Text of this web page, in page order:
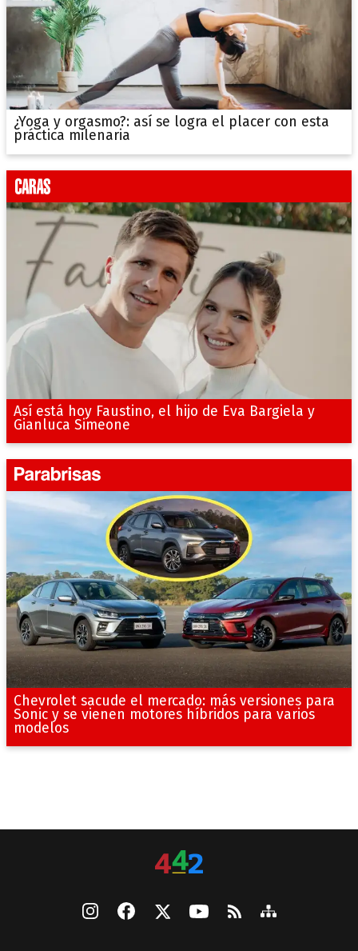
¿Yoga y orgasmo?: así se logra el placer con esta
práctica milenaria
Así está hoy Faustino, el hijo de Eva Bargiela y
Gianluca Simeone
Chevrolet sacude el mercado: más versiones para
Sonic y se vienen motores híbridos para varios
modelos